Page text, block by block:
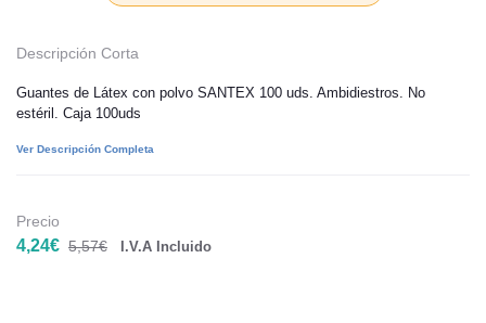
Descripción Corta
Guantes de Látex con polvo SANTEX 100 uds. Ambidiestros. No
estéril. Caja 100uds
Ver Descripción Completa
Precio
4,24€ 5,57€ I.V.A Incluido